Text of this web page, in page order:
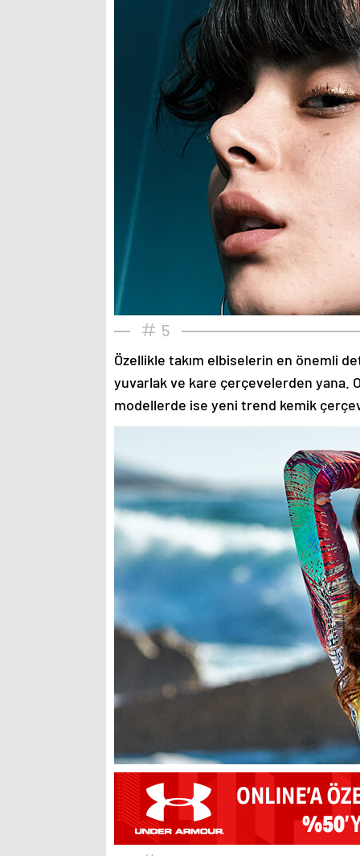
5
Özellikle takım elbiselerin en önemli
yuvarlak ve kare çerçevelerden yana.
modellerde ise yeni trend kemik